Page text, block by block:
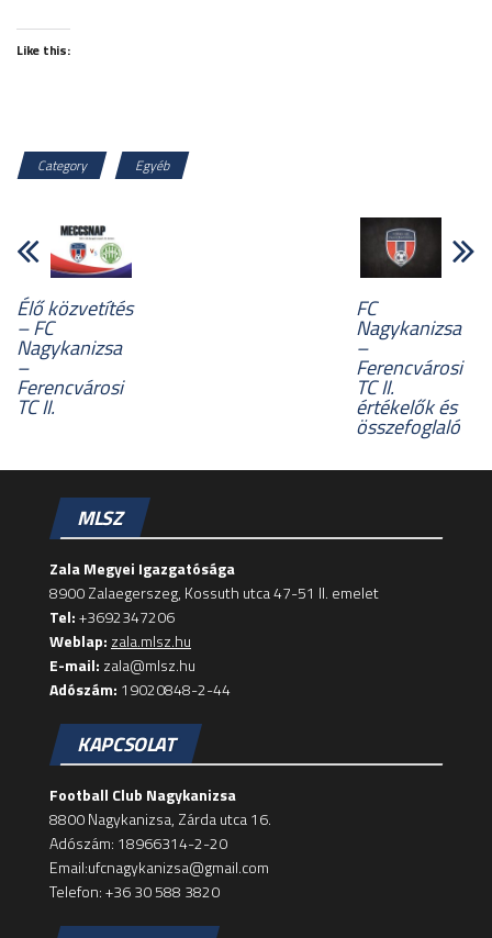
Like this:
Category Egyéb
Élő közvetítés
– FC
Nagykanizsa
–
Ferencvárosi
TC II.
FC
Nagykanizsa
–
Ferencvárosi
TC II.
értékelők és
összefoglaló
MLSZ
Zala Megyei Igazgatósága
8900 Zalaegerszeg, Kossuth utca 47-51 II. emelet
Tel:+3692347206
Weblap: zala.mlsz.hu
E-mail: zala@mlsz.hu
Adószám: 19020848-2-44
KAPCSOLAT
Football Club Nagykanizsa
8800 Nagykanizsa, Zárda utca 16.
Adószám: 18966314-2-20
Email:ufcnagykanizsa@gmail.com
Telefon: +36 30 588 3820